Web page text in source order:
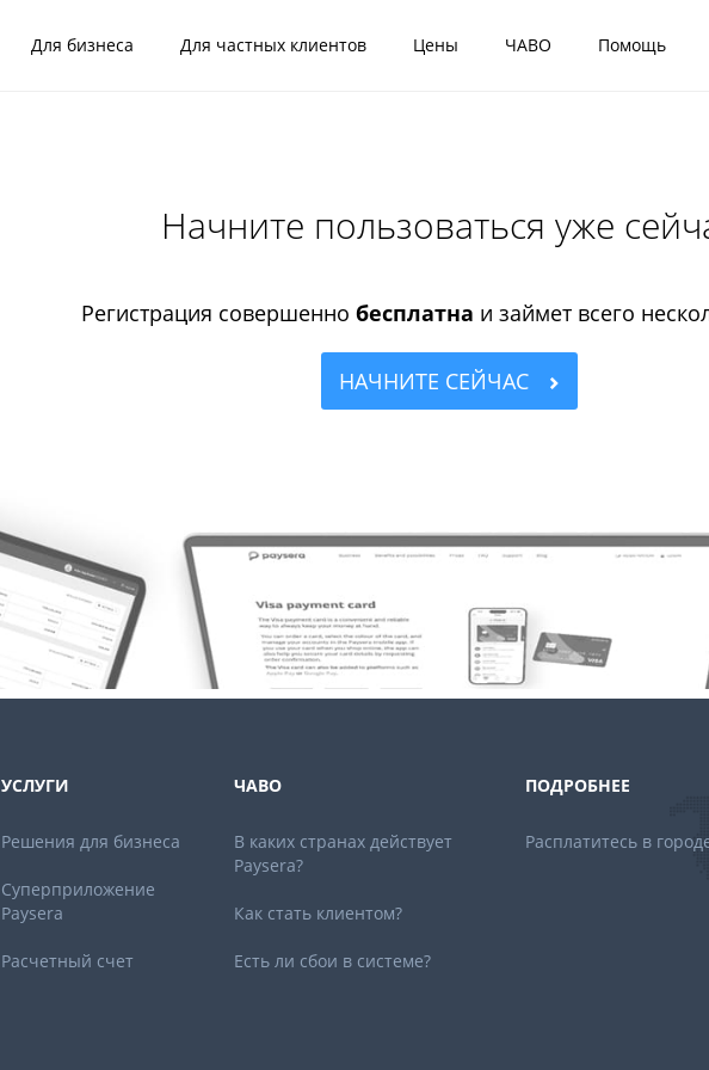
Для бизнеса Для частных клиентов Цены ЧАВО Помощь
Начните пользоваться уже
Регистрация совершенно бесплатна и займет всего
НАЧНИТЕ СЕЙЧАС
УСЛУГИ
Решения для бизнеса
Суперприложение
Paysera
Расчетный счет
ЧАВО
В каких странах действует
Paysera?
Как стать клиентом?
Есть ли сбои в системе?
ПОДРОБНЕЕ
Расплатитесь в